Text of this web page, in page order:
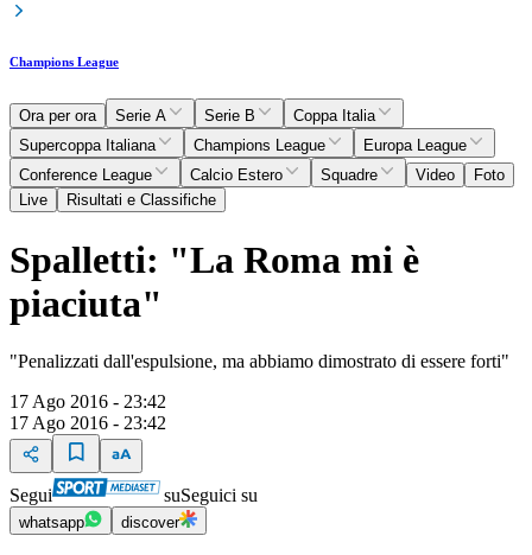
Champions League
Ora per ora Serie A Serie B
Coppa Italia
Supercoppa Italiana
Champions League
Europa League
Conference League
Calcio Estero Squadre Video
Foto
Live
Risultati e Classifiche
Spalletti: "La Roma mi è
piaciuta"
"Penalizzati dall'espulsione, ma abbiamo dimostrato di essere forti"
17 Ago 2016 - 23:42
17 Ago 2016 - 23:42
Segui suSeguici su
whatsapp discover